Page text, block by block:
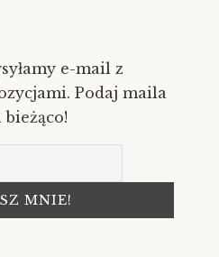
e-mail z
Podaj maila
bieżąco!